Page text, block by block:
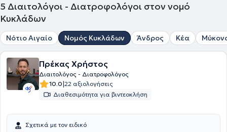
5 Διαιτολόγοι - Διατροφολόγοι στον νομό
Κυκλάδων
Νότιο Αιγαίο Νομός Κυκλάδων Άνδρος Κέα
Πρέκας Χρήστος
Διαιτολόγος - Διατροφολόγος
10.0|22 αξιολογήσεις
Διαθεσιμότητα για βιντεοκλήση
Σχετικά με τον ειδικό